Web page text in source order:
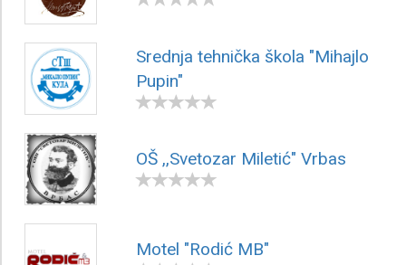
Srednja tehnička škola "Mihajlo
Pupin"
OŠ ,,Svetozar Miletić" Vrbas
Motel "Rodić MB"